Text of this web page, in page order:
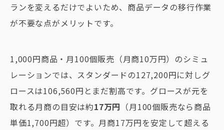
ランを変えるだけでよいため、商品データの移行作業
が不要な点がメリットです。
1,000円商品・月100個販売（月商10万円）のシミュ
レーションでは、スタンダードの127,200円に対しグ
ロースは106,560円とまだ割高です。グロースが元を
取れる月商の目安は約17万円 （月100個販売なら商品
単価1,700円超）です。月商17万円を安定して超える